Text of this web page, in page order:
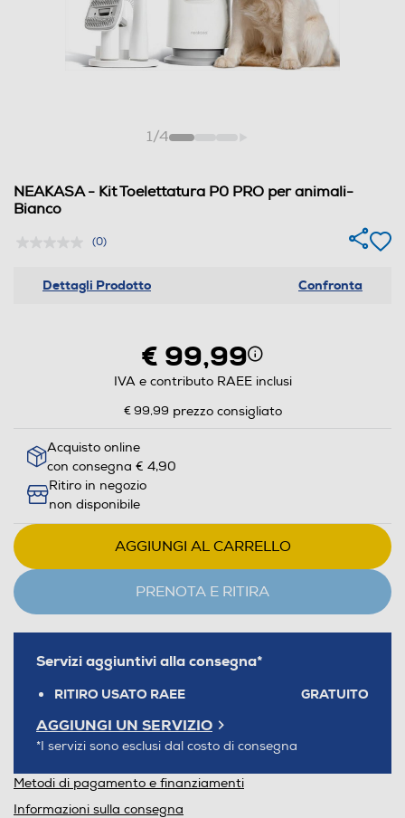
1/4
NEAKASA - Kit Toelettatura P0 PRO per animali-
Bianco
(0)
Dettagli Prodotto Confronta
€ 99,99
IVA e contributo RAEE inclusi
€ 99,99 prezzo consigliato
Acquisto online
con consegna € 4,90
Ritiro in negozio
non disponibile
AGGIUNGI AL CARRELLO
PRENOTA E RITIRA
Servizi aggiuntivi alla consegna*
RITIRO USATO RAEE GRATUITO
AGGIUNGI UN SERVIZIO
*I servizi sono esclusi dal costo di consegna
Metodi di pagamento e finanziamenti
Informazioni sulla consegna